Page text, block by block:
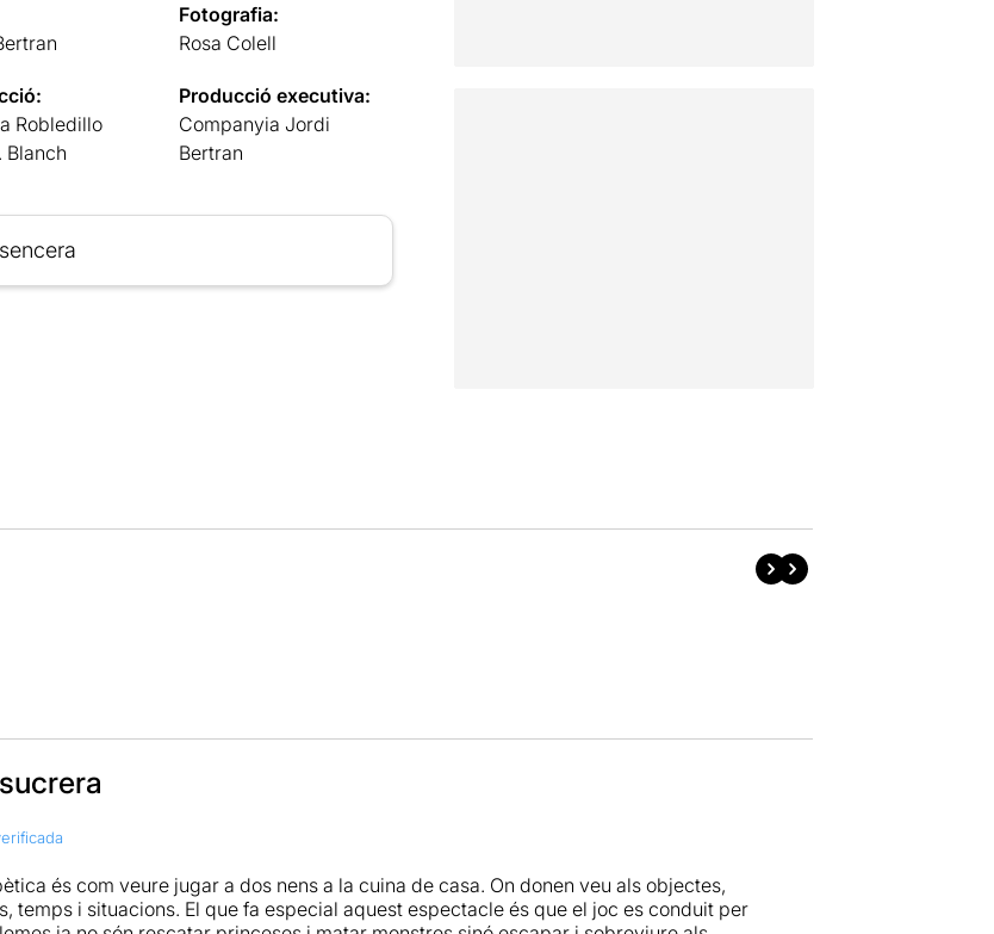
Fotografia:
Rosa Colell
Robledillo
Blanch
Producció executiva:
Companyia Jordi
Bertran
és com veure jugar a dos nens a la cuina de casa. On donen veu als objectes,
temps i situacions. El que fa especial aquest espectacle és que el joc es conduit per